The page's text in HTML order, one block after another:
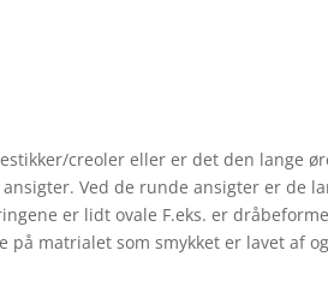
creoler eller er det den lange
Ved de runde ansigter er de
er lidt ovale F.eks. er
matrialet som smykket er lavet af